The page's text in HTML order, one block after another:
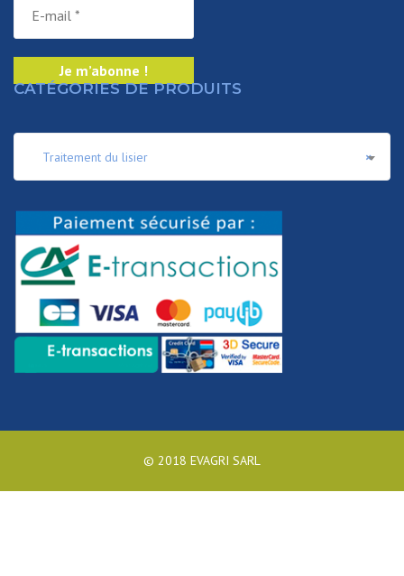
CATÉGORIES DE PRODUITS
×
Traitement du lisier
© 2018 EVAGRI SARL